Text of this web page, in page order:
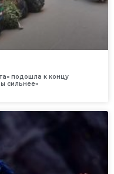
подошла к концу
сильнее»